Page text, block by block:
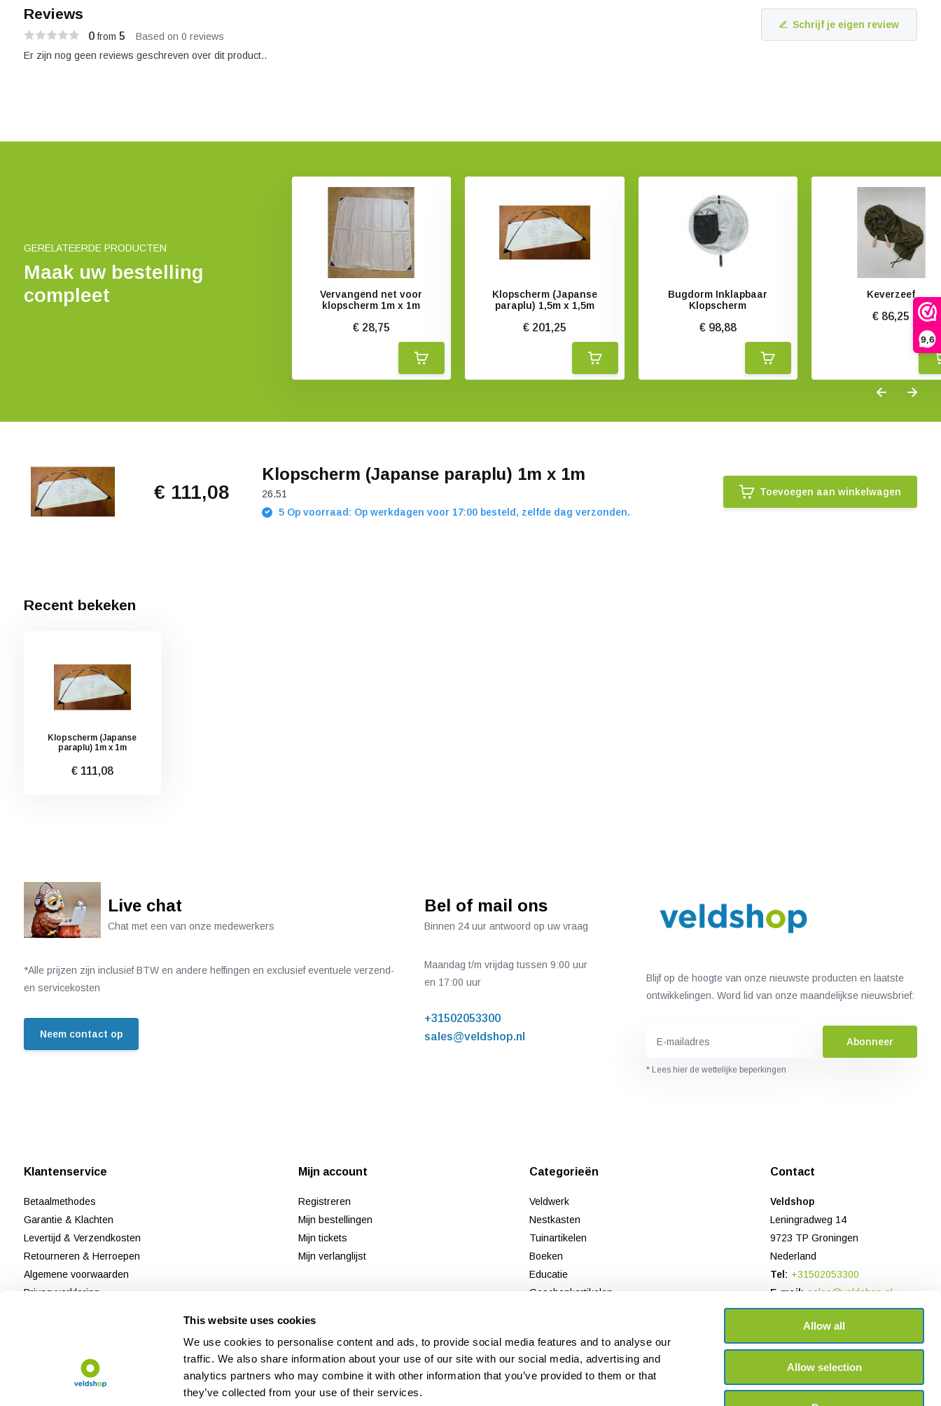
This website uses cookies
We use cookies to personalise content and ads, to provide social media features and to analyse our
traffic. We also share information about your use of our site with our social media, advertising and
analytics partners who may combine it with other information that you’ve provided to them or that
they’ve collected from your use of their services.
Allow all
Allow selection
9,6
Reviews
0from 5 Based on 0 reviews
Schrijf je eigen review
Er zijn nog geen reviews geschreven over dit product..
GERELATEERDE PRODUCTEN
Maak uw bestelling
compleet
- klein
Vervangend net voor
klopscherm 1m x 1m
€ 28,75
Klopscherm (Japanse
paraplu) 1,5m x 1,5m
€ 201,25
Bugdorm Inklapbaar
Klopscherm
€ 98,88
Keverzeef
€ 86,25
€ 111,08
Klopscherm (Japanse paraplu) 1m x 1m
26.51
5 Op voorraad: Op werkdagen voor 17:00 besteld, zelfde dag verzonden.
Toevoegen aan winkelwagen
Recent bekeken
Klopscherm (Japanse
paraplu) 1m x 1m
€ 111,08
Live chat
Chat met een van onze medewerkers
*Alle prijzen zijn inclusief BTW en andere heffingen en exclusief eventuele verzend-
en servicekosten
Neem contact op
Bel of mail ons
Binnen 24 uur antwoord op uw vraag
Maandag t/m vrijdag tussen 9:00 uur
en 17:00 uur
+31502053300
sales@veldshop.nl
Blijf op de hoogte van onze nieuwste producten en laatste
ontwikkelingen. Word lid van onze maandelijkse nieuwsbrief:
Abonneer
* Lees hier de wettelijke beperkingen
Klantenservice
Betaalmethodes
Garantie & Klachten
Levertijd & Verzendkosten
Retourneren & Herroepen
Algemene voorwaarden
Privacyverklaring
Mijn account
Registreren
Mijn bestellingen
Mijn tickets
Mijn verlanglijst
Categorieën
Veldwerk
Nestkasten
Tuinartikelen
Boeken
Educatie
Geschenkartikelen
Contact
Veldshop
Leningradweg 14
9723 TP Groningen
Nederland
Tel: +31502053300
E-mail: sales@veldshop.nl
Bank: NL78 TRIO 0197906958
KvK-nummer: 82830843
BTW-nummer: NL862620466B01